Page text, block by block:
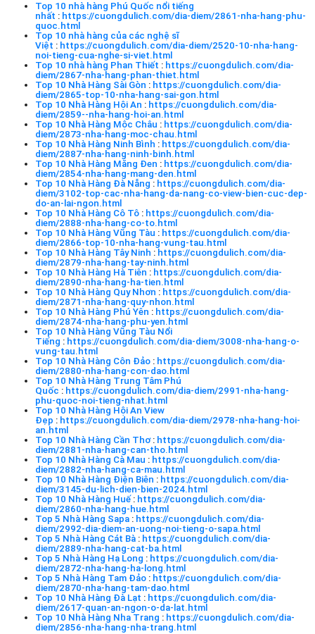
Top 10 nhà hàng Phú Quốc nổi tiếng
nhất : https://cuongdulich.com/dia-diem/2861-nha-hang-phu-
quoc.html
Top 10 nhà hàng của các nghệ sĩ
Việt : https://cuongdulich.com/dia-diem/2520-10-nha-hang-
noi-tieng-cua-nghe-si-viet.html
Top 10 nhà hàng Phan Thiết : https://cuongdulich.com/dia-
diem/2867-nha-hang-phan-thiet.html
Top 10 Nhà Hàng Sài Gòn : https://cuongdulich.com/dia-
diem/2865-top-10-nha-hang-sai-gon.html
Top 10 Nhà Hàng Hội An : https://cuongdulich.com/dia-
diem/2859--nha-hang-hoi-an.html
Top 10 Nhà Hàng Mộc Châu : https://cuongdulich.com/dia-
diem/2873-nha-hang-moc-chau.html
Top 10 Nhà Hàng Ninh Bình : https://cuongdulich.com/dia-
diem/2887-nha-hang-ninh-binh.html
Top 10 Nhà Hàng Măng Đen : https://cuongdulich.com/dia-
diem/2854-nha-hang-mang-den.html
Top 10 Nhà Hàng Đà Nẵng : https://cuongdulich.com/dia-
diem/3102-top-cac-nha-hang-da-nang-co-view-bien-cuc-dep-
do-an-lai-ngon.html
Top 10 Nhà Hàng Cô Tô : https://cuongdulich.com/dia-
diem/2888-nha-hang-co-to.html
Top 10 Nhà Hàng Vũng Tàu : https://cuongdulich.com/dia-
diem/2866-top-10-nha-hang-vung-tau.html
Top 10 Nhà Hàng Tây Ninh : https://cuongdulich.com/dia-
diem/2879-nha-hang-tay-ninh.html
Top 10 Nhà Hàng Hà Tiên : https://cuongdulich.com/dia-
diem/2890-nha-hang-ha-tien.html
Top 10 Nhà Hàng Quy Nhơn : https://cuongdulich.com/dia-
diem/2871-nha-hang-quy-nhon.html
Top 10 Nhà Hàng Phú Yên : https://cuongdulich.com/dia-
diem/2874-nha-hang-phu-yen.html
Top 10 Nhà Hàng Vũng Tàu Nổi
Tiếng : https://cuongdulich.com/dia-diem/3008-nha-hang-o-
vung-tau.html
Top 10 Nhà Hàng Côn Đảo : https://cuongdulich.com/dia-
diem/2880-nha-hang-con-dao.html
Top 10 Nhà Hàng Trung Tâm Phú
Quốc : https://cuongdulich.com/dia-diem/2991-nha-hang-
phu-quoc-noi-tieng-nhat.html
Top 10 Nhà Hàng Hội An View
Đẹp : https://cuongdulich.com/dia-diem/2978-nha-hang-hoi-
an.html
Top 10 Nhà Hàng Cần Thơ: https://cuongdulich.com/dia-
diem/2881-nha-hang-can-tho.html
Top 10 Nhà Hàng Cà Mau : https://cuongdulich.com/dia-
diem/2882-nha-hang-ca-mau.html
Top 10 Nhà Hàng Điện Biên : https://cuongdulich.com/dia-
diem/3145-du-lich-dien-bien-2024.html
Top 10 Nhà Hàng Huế : https://cuongdulich.com/dia-
diem/2860-nha-hang-hue.html
Top 5 Nhà Hàng Sapa : https://cuongdulich.com/dia-
diem/2992-dia-diem-an-uong-noi-tieng-o-sapa.html
Top 5 Nhà Hàng Cát Bà : https://cuongdulich.com/dia-
diem/2889-nha-hang-cat-ba.html
Top 5 Nhà Hàng Hạ Long : https://cuongdulich.com/dia-
diem/2872-nha-hang-ha-long.html
Top 5 Nhà Hàng Tam Đảo : https://cuongdulich.com/dia-
diem/2870-nha-hang-tam-dao.html
Top 10 Nhà Hàng Đà Lạt : https://cuongdulich.com/dia-
diem/2617-quan-an-ngon-o-da-lat.html
Top 10 Nhà Hàng Nha Trang : https://cuongdulich.com/dia-
diem/2856-nha-hang-nha-trang.html